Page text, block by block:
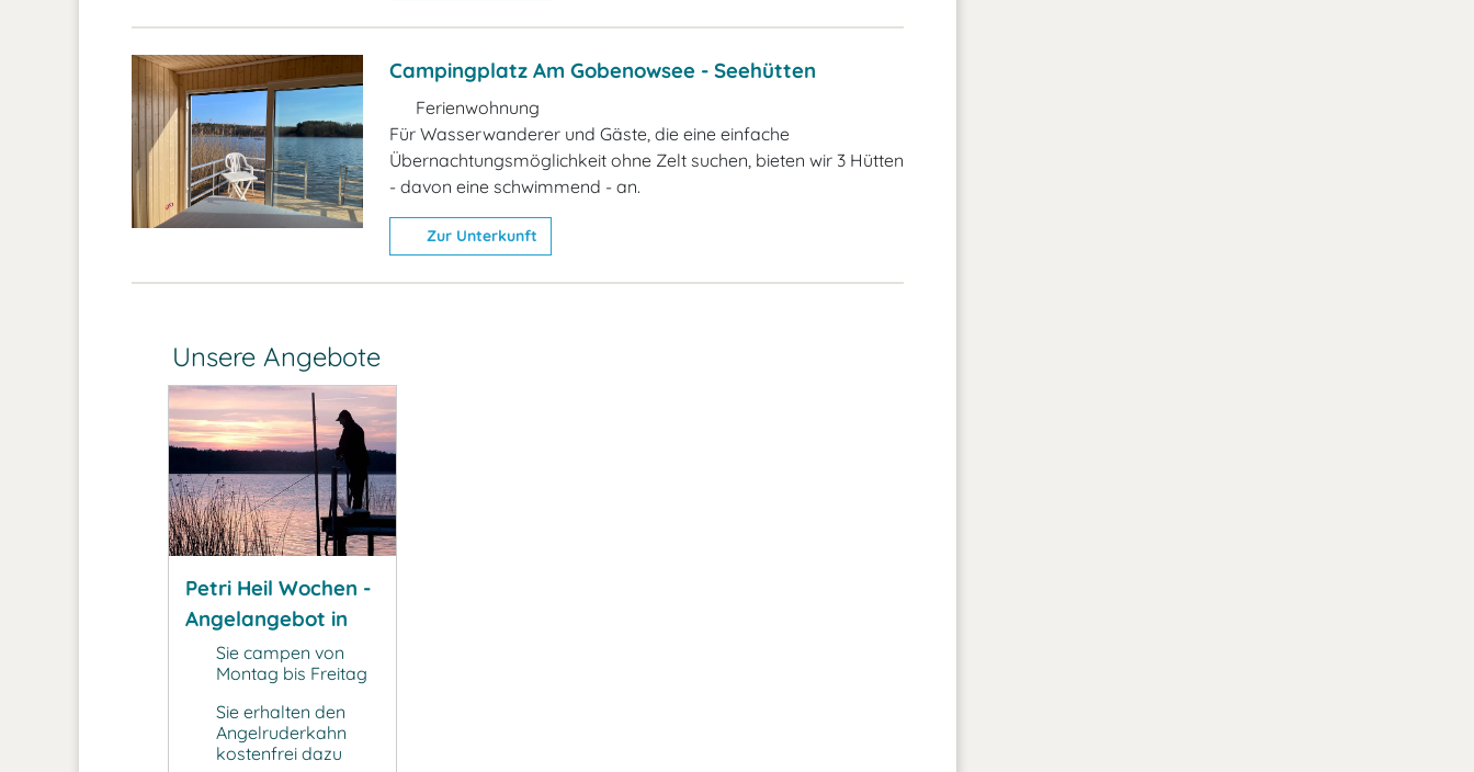
Campingplatz Am Gobenowsee - Seehütten
Ferienwohnung
Für Wasserwanderer und Gäste, die eine einfache
Übernachtungsmöglichkeit ohne Zelt suchen, bieten wir 3 Hütten
- davon eine schwimmend - an.
Zur Unterkunft
Unsere Angebote
Petri Heil Wochen -
Angelangebot in
der Nebensaison
Sie campen von
Montag bis Freitag
Sie erhalten den
Angelruderkahn
kostenfrei dazu